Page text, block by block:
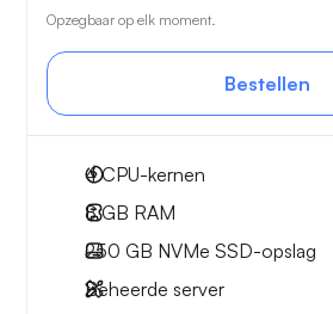
Opzegbaar op elk moment.
Bestellen
4CPU-kernen
8 GB RAM
250 GB NVMe SSD-opslag
Beheerde server